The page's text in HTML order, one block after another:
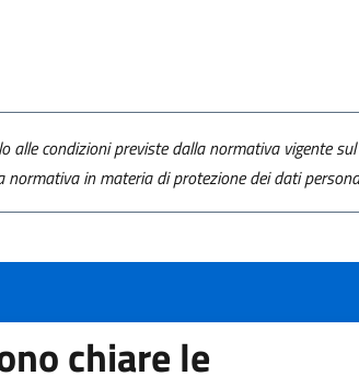
condizioni previste dalla normativa vigente
in materia di protezione dei dati
chiare le